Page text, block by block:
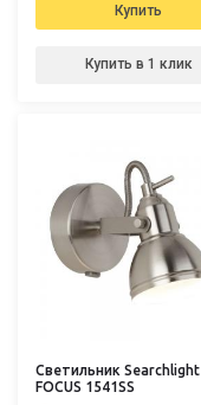
Купить
Купить в 1 клик
Светильник Searchlight
FOCUS 1541SS